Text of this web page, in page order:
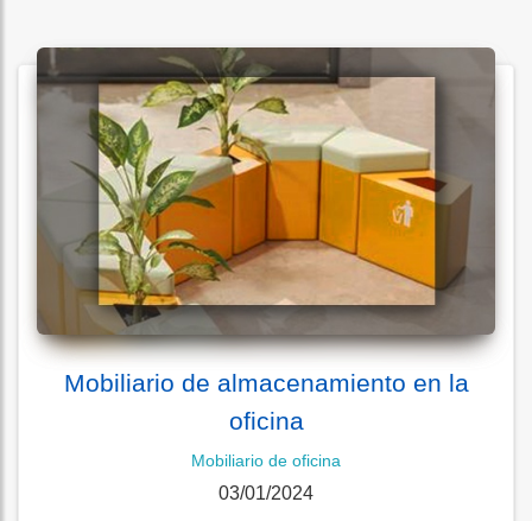
Mobiliario de almacenamiento en la
oficina
Mobiliario de oficina
03/01/2024